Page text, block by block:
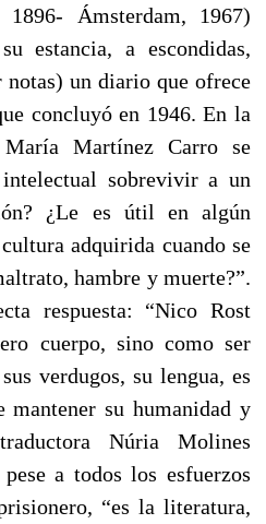
Ámsterdam, 1967)
estancia, a escondidas,
un diario que ofrece
concluyó en 1946. En la
Martínez Carro se
intelectual sobrevivir a un
¿Le es útil en algún
adquirida cuando se
hambre y muerte?”.
respuesta: “Nico Rost
cuerpo, sino como ser
verdugos, su lengua, es
su humanidad y
Núria Molines
a todos los esfuerzos
“es la literatura,